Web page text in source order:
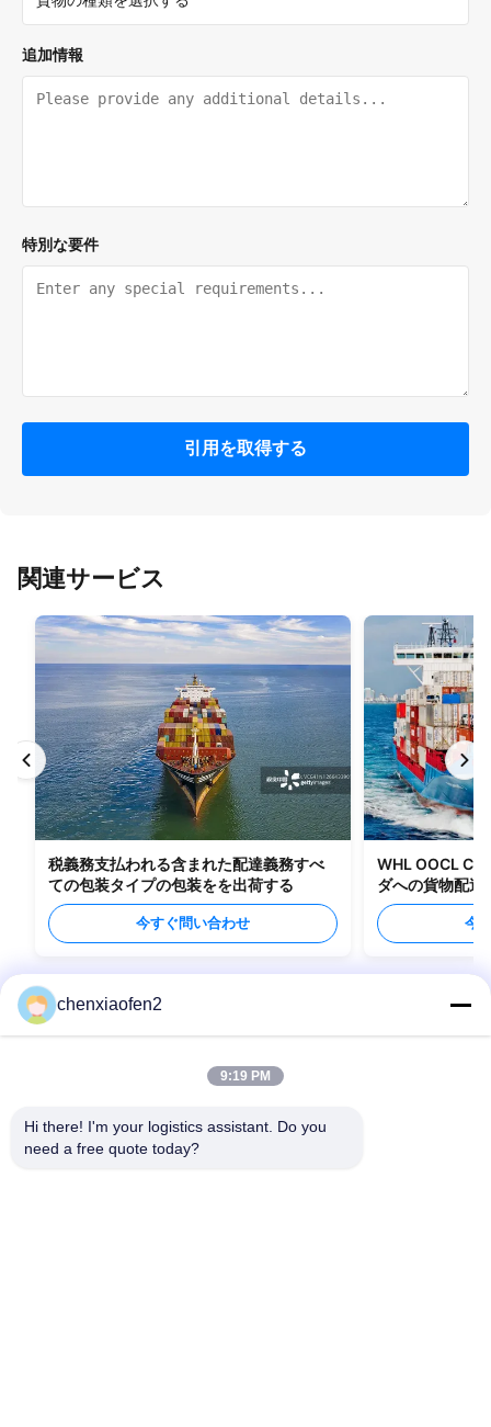
追加情報
特別な要件
引用を取得する
関連サービス
税義務支払われる含まれた配達義務すべ
ての包装タイプの包装をを出荷する
今すぐ問い合わせ
WHL OOCL
ダへの貨物配送
今
chenxiaofen2
9:19 PM
Hi there! I'm your logistics assistant. Do you
need a free quote today?